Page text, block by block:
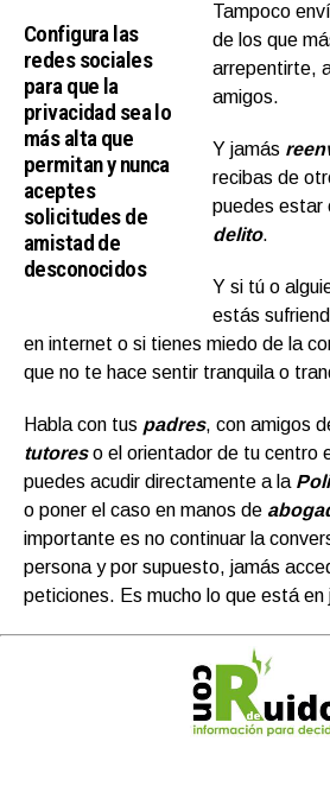
Configura las
redes sociales
para que la
privacidad sea lo
más alta que
permitan y nunca
aceptes
solicitudes de
amistad de
desconocidos
Tampoco
de los que
arrepentirte,
amigos.
Y jamás
recibas de
puedes estar
delito.
Y si tú o
estás
en internet o si tienes miedo de la
que no te hace sentir tranquila o
Habla con tus padres, con amigos
tutoreso el orientador de tu centro
puedes acudir directamente a la
o poner el caso en manos de
importante es no continuar la
persona y por supuesto, jamás
peticiones. Es mucho lo que está en